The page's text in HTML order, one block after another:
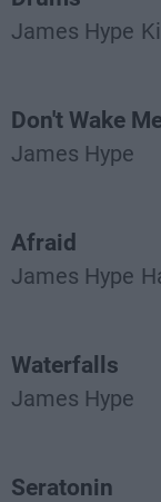
James Hype
Don't Wake
James Hype
Afraid
James Hype
Waterfalls
James Hype
Seratonin